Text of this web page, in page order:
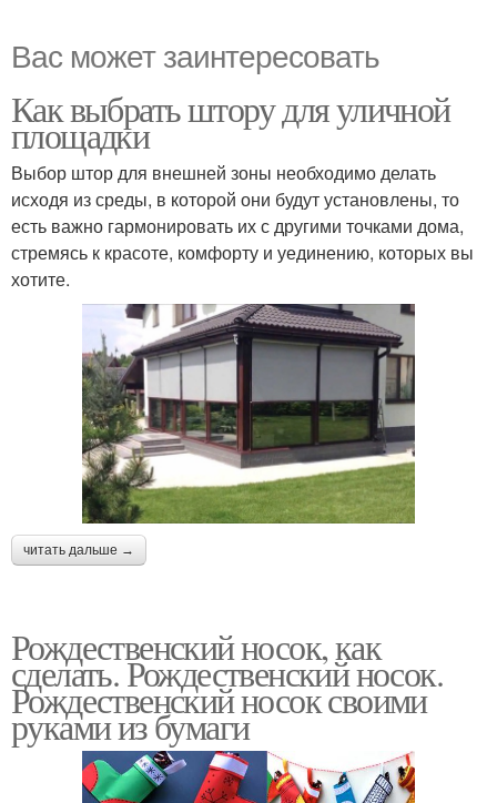
Вас может заинтересовать
Как выбрать штору для уличной
площадки
Выбор штор для внешней зоны необходимо делать
исходя из среды, в которой они будут установлены, то
есть важно гармонировать их с другими точками дома,
стремясь к красоте, комфорту и уединению, которых вы
хотите.
читать дальше →
Рождественский носок, как
сделать. Рождественский носок.
Рождественский носок своими
руками из бумаги